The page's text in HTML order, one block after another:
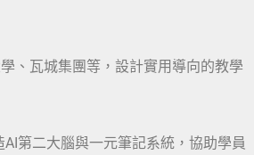
、瓦城集團等，設計實用導向的教學
第二大腦與一元筆記系統，協助學員